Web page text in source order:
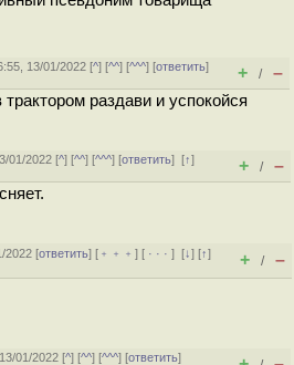
13/01/2022 [^] [^^] [^^^] [ответить]
+ / –
раздави и успокойся
01/2022 [^] [^^] [^^^] [ответить][↑]
+ / –
2022 [ответить] [ ﹢﹢﹢] [ · · ·][↓] [↑]
+ / –
01/2022 [^] [^^] [^^^] [ответить]